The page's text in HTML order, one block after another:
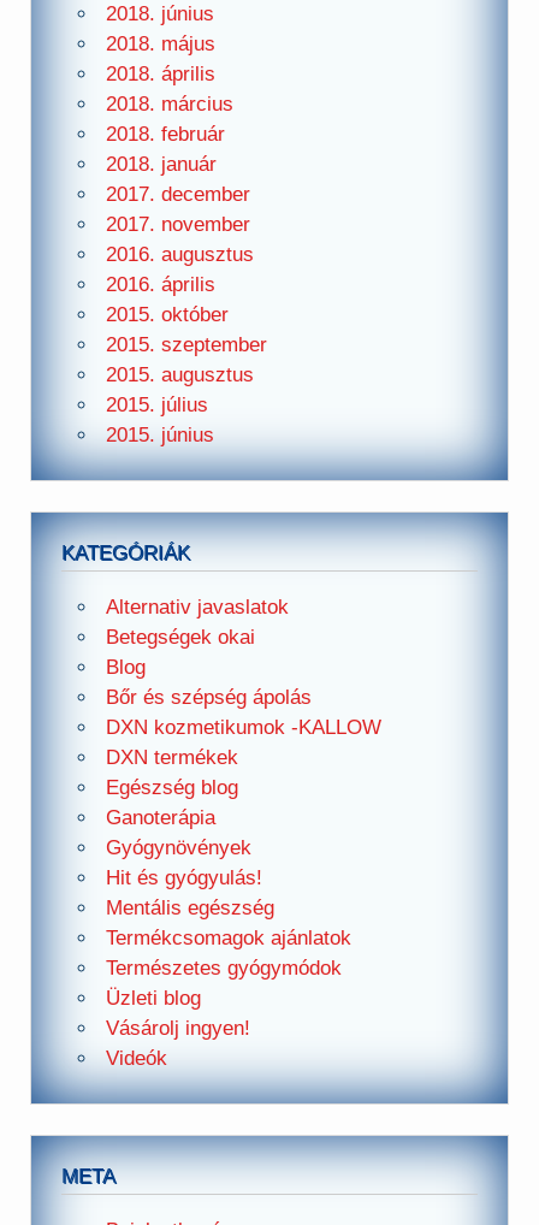
2018. június
2018. május
2018. április
2018. március
2018. február
2018. január
2017. december
2017. november
2016. augusztus
2016. április
2015. október
2015. szeptember
2015. augusztus
2015. július
2015. június
KATEGÓRIÁK
Alternativ javaslatok
Betegségek okai
Blog
Bőr és szépség ápolás
DXN kozmetikumok -KALLOW
DXN termékek
Egészség blog
Ganoterápia
Gyógynövények
Hit és gyógyulás!
Mentális egészség
Termékcsomagok ajánlatok
Természetes gyógymódok
Üzleti blog
Vásárolj ingyen!
Videók
META